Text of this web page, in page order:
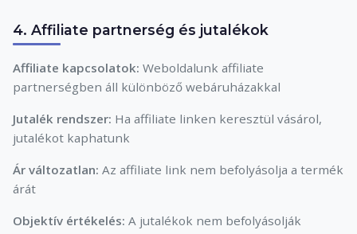
4. Affiliate partnerség és jutalékok
Affiliate kapcsolatok: Weboldalunk affiliate
partnerségben áll különböző webáruházakkal
Jutalék rendszer: Ha affiliate linken keresztül vásárol,
jutalékot kaphatunk
Ár változatlan: Az affiliate link nem befolyásolja a termék
árát
Objektív értékelés: A jutalékok nem befolyásolják